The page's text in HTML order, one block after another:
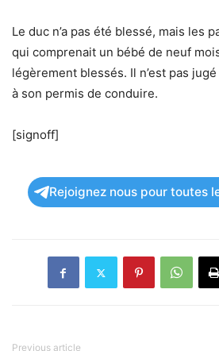
Le duc n’a pas été blessé, mais les
qui comprenait un bébé de neuf
légèrement blessés. Il n’est pas
à son permis de conduire.
[signoff]
Rejoignez nous pour toutes
Previous article